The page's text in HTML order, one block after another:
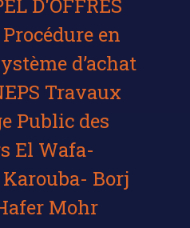
D'OFFRES
en
d’achat
Travaux
Public des
El Wafa-
Borj
Mohr